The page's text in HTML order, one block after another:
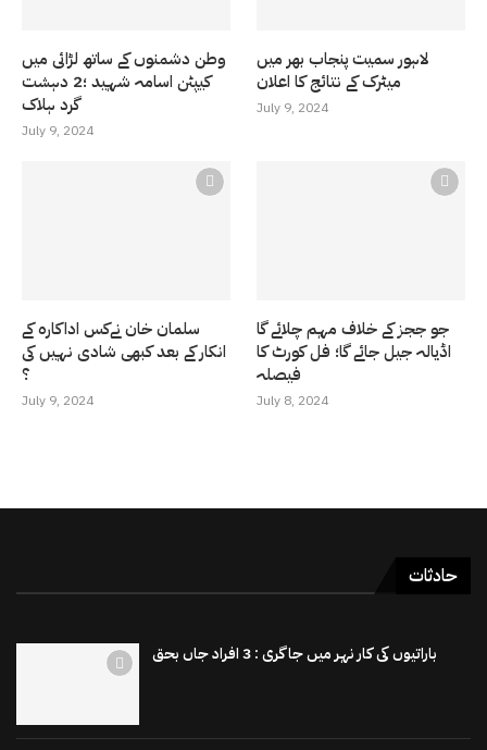
وطن دشمنوں کے ساتھ لڑائی میں
کیپٹن اسامہ شہید ؛2 دہشت
گرد ہلاک
July 9, 2024
لاہور سمیت پنجاب بھر میں
میٹرک کے نتائج کا اعلان
July 9, 2024
سلمان خان نےکس اداکارہ کے
انکار کے بعد کبھی شادی نہیں کی
؟
July 9, 2024
جو ججز کے خلاف مہم چلائے گا
اڈیالہ جیل جائے گا؛ فل کورٹ کا
فیصلہ
July 8, 2024
حادثات
باراتیوں کی کار نہر میں جاگری : 3 افراد جاں بحق